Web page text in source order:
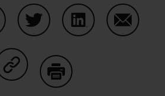
Share on Copy Link